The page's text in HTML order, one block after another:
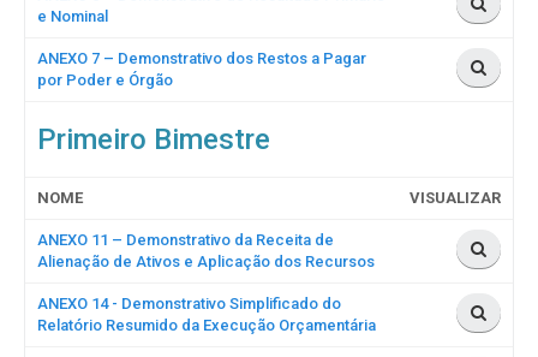
e Nominal
ANEXO 7 – Demonstrativo dos Restos a Pagar
por Poder e Órgão
Primeiro Bimestre
NOME VISUALIZAR
ANEXO 11 – Demonstrativo da Receita de
Alienação de Ativos e Aplicação dos Recursos
ANEXO 14 - Demonstrativo Simplificado do
Relatório Resumido da Execução Orçamentária